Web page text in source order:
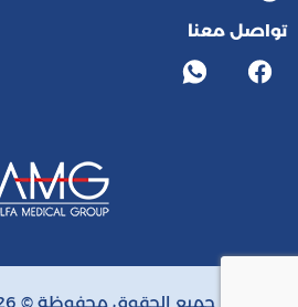
تواصل معنا
جميع الحقوق محفوظة © 2026 معامل الفا